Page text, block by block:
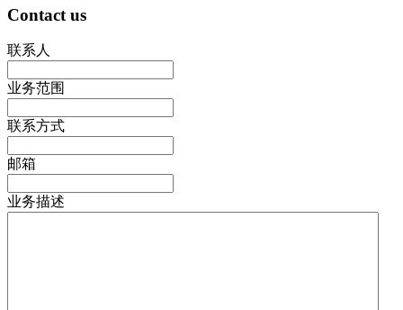
Contact us
联系人
业务范围
联系方式
邮箱
业务描述